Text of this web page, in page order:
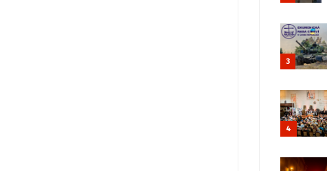
3
4